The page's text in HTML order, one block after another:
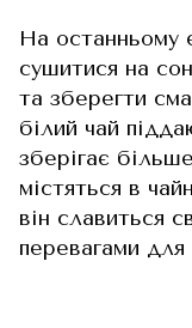
На останньому
сушитися на
та зберегти
білий чай
зберігає
містяться в
він славиться
перевагами для